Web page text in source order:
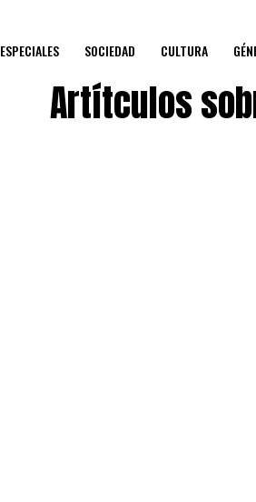
ESPECIALES SOCIEDAD CULTURA
Artítculos